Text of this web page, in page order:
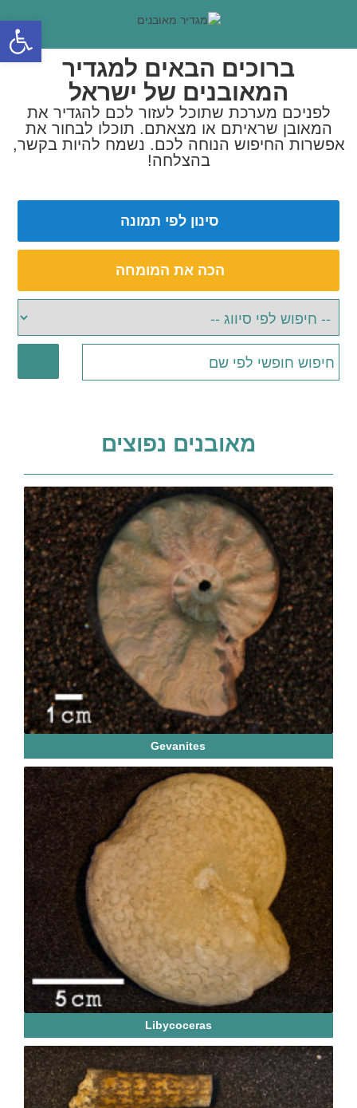
פתח
ברוכים הבאים למגדיר
המאובנים של ישראל
לפניכם מערכת שתוכל לעזור לכם להגדיר את
המאובן שראיתם או מצאתם. תוכלו לבחור את
אפשרות החיפוש הנוחה לכם. נשמח להיות בקשר,
בהצלחה!
סינון לפי תמונה
הכה את המומחה
מאובנים נפוצים
Gevanites
Libycoceras